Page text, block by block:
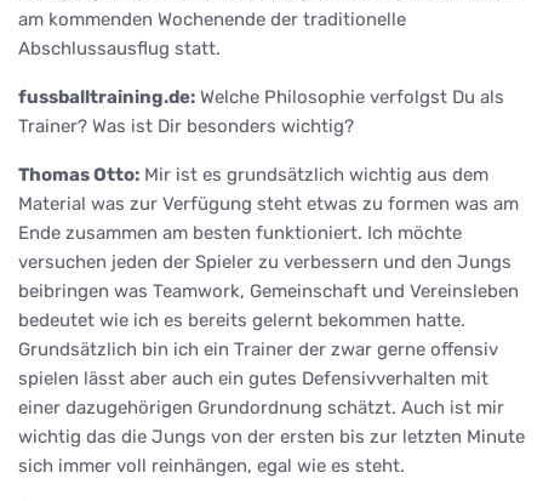
am kommenden Wochenende der traditionelle
Abschlussausflug statt.
fussballtraining.de: Welche Philosophie verfolgst Du als
Trainer? Was ist Dir besonders wichtig?
Thomas Otto: Mir ist es grundsätzlich wichtig aus dem
Material was zur Verfügung steht etwas zu formen was am
Ende zusammen am besten funktioniert. Ich möchte
versuchen jeden der Spieler zu verbessern und den Jungs
beibringen was Teamwork, Gemeinschaft und Vereinsleben
bedeutet wie ich es bereits gelernt bekommen hatte.
Grundsätzlich bin ich ein Trainer der zwar gerne offensiv
spielen lässt aber auch ein gutes Defensivverhalten mit
einer dazugehörigen Grundordnung schätzt. Auch ist mir
wichtig das die Jungs von der ersten bis zur letzten Minute
sich immer voll reinhängen, egal wie es steht.